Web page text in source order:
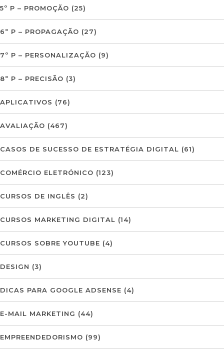
5º P – PROMOÇÃO (25)
6º P – PROPAGAÇÃO (27)
7º P – PERSONALIZAÇÃO (9)
8º P – PRECISÃO (3)
APLICATIVOS (76)
AVALIAÇÃO (467)
CASOS DE SUCESSO DE ESTRATÉGIA DIGITAL (61)
COMÉRCIO ELETRÓNICO (123)
CURSOS DE INGLÊS (2)
CURSOS MARKETING DIGITAL (14)
CURSOS SOBRE YOUTUBE (4)
DESIGN (3)
DICAS PARA GOOGLE ADSENSE (4)
E-MAIL MARKETING (44)
EMPREENDEDORISMO (99)